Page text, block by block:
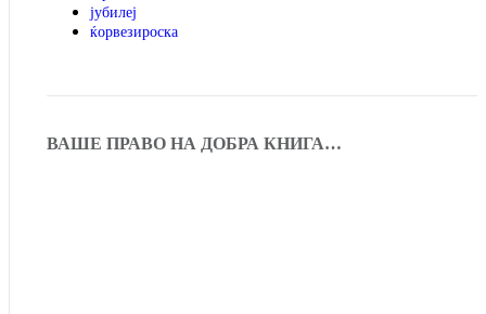
јубилеј
ќорвезироска
ВАШЕ ПРАВО НА ДОБРА КНИГА…